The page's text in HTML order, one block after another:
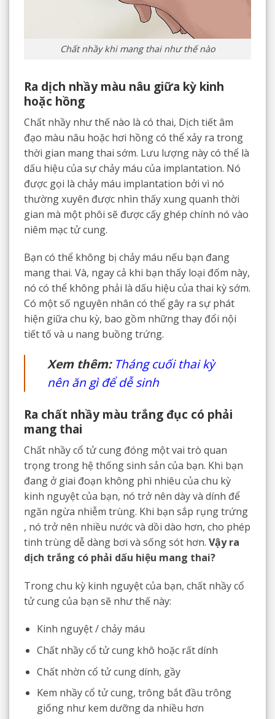
Chất nhầy khi mang thai như thế nào
Ra dịch nhầy màu nâu giữa kỳ kinh
hoặc hồng
Chất nhầy như thế nào là có thai, Dịch tiết âm
đạo màu nâu hoặc hơi hồng có thể xảy ra trong
thời gian mang thai sớm. Lưu lượng này có thể là
dấu hiệu của sự chảy máu của implantation. Nó
được gọi là chảy máu implantation bởi vì nó
thường xuyên được nhìn thấy xung quanh thời
gian mà một phôi sẽ được cấy ghép chính nó vào
niêm mạc tử cung.
Bạn có thể không bị chảy máu nếu bạn đang
mang thai. Và, ngay cả khi bạn thấy loại đốm này,
nó có thể không phải là dấu hiệu của thai kỳ sớm.
Có một số nguyên nhân có thể gây ra sự phát
hiện giữa chu kỳ, bao gồm những thay đổi nội
tiết tố và u nang buồng trứng.
Xem thêm: Tháng cuối thai kỳ
nên ăn gì để dễ sinh
Ra chất nhầy màu trắng đục có phải
mang thai
Chất nhầy cổ tử cung đóng một vai trò quan
trọng trong hệ thống sinh sản của bạn. Khi bạn
đang ở giai đoạn không phì nhiêu của chu kỳ
kinh nguyệt của bạn, nó trở nên dày và dính để
ngăn ngừa nhiễm trùng. Khi bạn sắp rụng trứng
, nó trở nên nhiều nước và dồi dào hơn, cho phép
tinh trùng dễ dàng bơi và sống sót hơn. Vậy ra
dịch trắng có phải dấu hiệu mang thai?
Trong chu kỳ kinh nguyệt của bạn, chất nhầy cổ
tử cung của bạn sẽ như thế này:
Kinh nguyệt / chảy máu
Chất nhầy cổ tử cung khô hoặc rất dính
Chất nhờn cổ tử cung dính, gầy
Kem nhầy cổ tử cung, trông bắt đầu trông
giống như kem dưỡng da nhiều hơn